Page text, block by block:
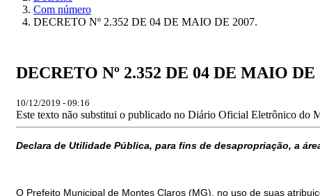
Com número
DECRETO Nº 2.352 DE 04 DE MAIO DE 2007.
DECRETO Nº 2.352 DE 04 DE MAIO DE
10/12/2019 - 09:16
Este texto não substitui o publicado no Diário Oficial Eletrônico do
Declara de Utilidade Pública, para fins de desapropriação, a
O Prefeito Municipal de Montes Claros (MG), no uso de suas